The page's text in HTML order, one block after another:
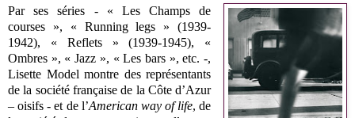
Par ses séries - « Les Champs de
courses », « Running legs » (1939-
1942), « Reflets » (1939-1945), «
Ombres », « Jazz », « Les bars », etc. -,
Lisette Model montre des représentants
de la société française de la Côte d’Azur
– oisifs - et de l’American way of life, de